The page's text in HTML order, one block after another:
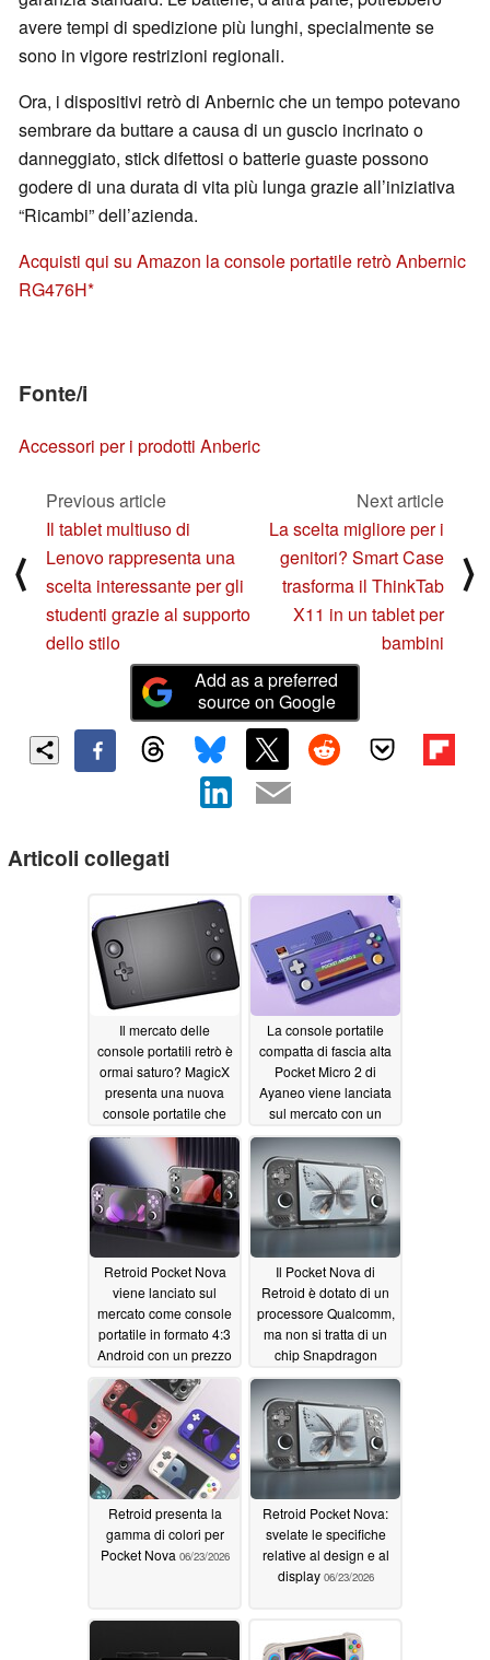
avere tempi di spedizione più lunghi, specialmente se
sono in vigore restrizioni regionali.
Ora, i dispositivi retrò di Anbernic che un tempo potevano
sembrare da buttare a causa di un guscio incrinato o
danneggiato, stick difettosi o batterie guaste possono
godere di una durata di vita più lunga grazie all’iniziativa
“Ricambi” dell’azienda.
Acquisti qui su Amazon la console portatile retrò Anbernic
RG476H
Fonte/i
Accessori per i prodotti Anberic
⟨
Previous article
Il tablet multiuso di
Lenovo rappresenta una
scelta interessante per gli
studenti grazie al supporto
dello stilo
Next article
La scelta migliore per i
genitori? Smart Case
trasforma il ThinkTab
X11 in un tablet per
bambini
⟩
Add as a preferred
source on Google
Articoli collegati
Il mercato delle
console portatili retrò è
ormai saturo? MagicX
presenta una nuova
console portatile che
ricorda la 2DS07/05/2026
La console portatile
compatta di fascia alta
Pocket Micro 2 di
Ayaneo viene lanciata
sul mercato con un
prezzo di partenza di
239 dollari 06/27/2026
Retroid Pocket Nova
viene lanciato sul
mercato come console
portatile in formato 4:3
Android con un prezzo
di partenza di 229
dollari06/26/2026
Il Pocket Nova di
Retroid è dotato di un
processore Qualcomm,
ma non si tratta di un
chip Snapdragon
06/25/2026
Retroid presenta la
gamma di colori per
Pocket Nova 06/23/2026
Retroid Pocket Nova:
svelate le specifiche
relative al design e al
display 06/23/2026